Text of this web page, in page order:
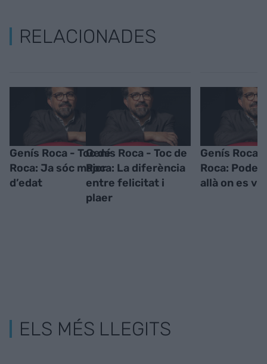
RELACIONADES
Genís Roca - Toc de
Roca: Ja sóc major
d’edat
Genís Roca - Toc de
Roca: La diferència
entre felicitat i
plaer
Genís Roca
Roca:
allà on es
ELS MÉS LLEGITS